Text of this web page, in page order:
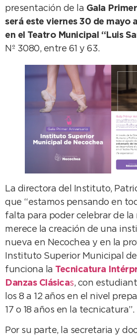
presentación de la Gala
será este viernes 30 de mayo
en el Teatro Municipal “Luis
Nº 3080, entre 61 y 63.
La directora del Instituto,
que “estamos pensando en
falta para poder celebrar de la
merece la creación de una
nueva en Necochea y en la
Instituto Superior Municipal
funciona la Tecnicatura
Danzas Clásicas, con
los 8 a 12 años en el nivel
17 o 18 años en la tecnicatura”.
Por su parte, la secretaria y